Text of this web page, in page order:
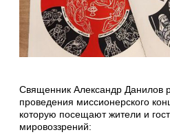
Священник Александр Данилов
проведения миссионерского
которую посещают жители и
мировоззрений: